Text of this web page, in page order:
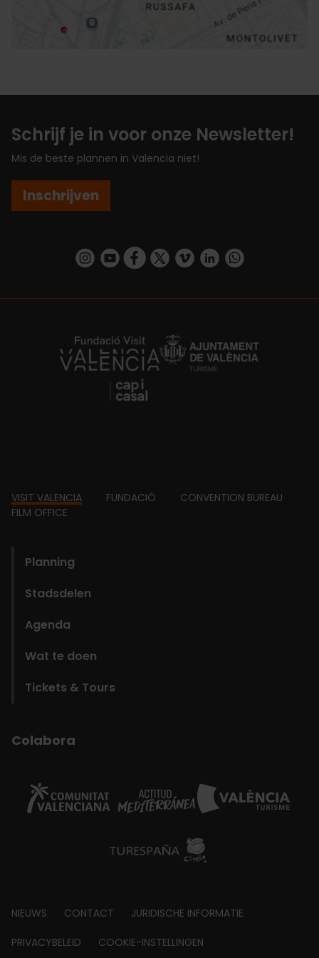
Schrijf je in voor onze Newsletter!
Mis de beste plannen in Valencia niet!
Inschrijven
https://www.instagram.com/visit_valencia/
https://www.youtube.com/user/
https://www.facebook.com/
https://twitter.com/
https://vimeo.com/
https://www.linkedin.com/company/turismo-valencia/https://api.whatsapp.com/send/
https://fundacion.visitvalencia.com/
Footer
VISIT VALENCIA FUNDACIÓ
CONVENTION BUREAU
FILM OFFICE
Planning
Stadsdelen
Agenda
Wat te doen
Tickets & Tours
Colabora
Footer
about
NIEUWS CONTACT JURIDISCHE INFORMATIE
PRIVACYBELEID COOKIE-INSTELLINGEN